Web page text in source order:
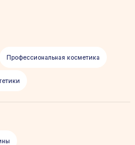
Профессиональная косметика